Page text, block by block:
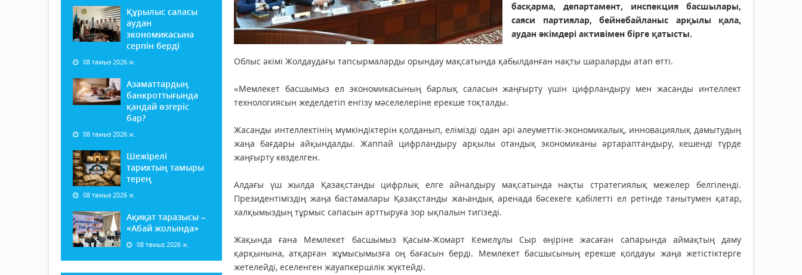
Құрылыс саласы
аудан
экономикасына
серпін берді
08 тамыз 2026 ж.
Азаматтардың
банкроттығында
қандай өзгеріс
бар?
08 тамыз 2026 ж.
Шежірелі
тарихтың тамыры
терең
08 тамыз 2026 ж.
Ақиқат таразысы –
«Абай жолында»
08 тамыз 2026 ж.
басқарма, департамент, инспекция басшылары,
саяси партиялар, бейнебайланыс арқылы қала,
аудан әкімдері активімен бірге қатысты.
Облыс әкімі Жолдаудағы тапсырмаларды орындау мақсатында қабылданған нақты шараларды атап өтті.
«Мемлекет басшымыз ел экономикасының барлық саласын жаңғырту үшін цифрландыру мен жасанды интеллект
технологиясын жеделдетіп енгізу мәселелеріне ерекше тоқталды.
Жасанды интеллектінің мүмкіндіктерін қолданып, елімізді одан әрі әлеуметтік-экономикалық, инновациялық дамытудың
жаңа бағдары айқындалды. Жаппай цифрландыру арқылы отандық экономиканы әртараптандыру, кешенді түрде
жаңғырту көзделген.
Алдағы үш жылда Қазақстанды цифрлық елге айналдыру мақсатында нақты стратегиялық межелер белгіленді.
Президентіміздің жаңа бастамалары Қазақстанды жаһандық аренада бәсекеге қабілетті ел ретінде танытумен қатар,
халқымыздың тұрмыс сапасын арттыруға зор ықпалын тигізеді.
Жақында ғана Мемлекет басшымыз Қасым-Жомарт Кемелұлы Сыр өңіріне жасаған сапарында аймақтың даму
қарқынына, атқарған жұмысымызға оң бағасын берді. Мемлекет басшысының ерекше қолдауы жаңа жетістіктерге
жетелейді, еселенген жауапкершілік жүктейді.